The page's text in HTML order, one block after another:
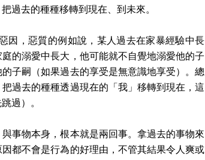
過去的種種移轉到現在、到未來。
因，惡質的例如說，某人過去在家暴經驗中長
的溺愛中長大，他可能就不自覺地溺愛他的子
子嗣（如果過去的享受是無意識地享受）。總
過去的種種透過現在的「我」移轉到現在，這
過）。
事物本身，根本就是兩回事。拿過去的事物來
都不會是行為的好理由，不管其結果令人爽或